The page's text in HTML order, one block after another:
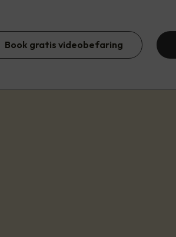
Book gratis videobefaring